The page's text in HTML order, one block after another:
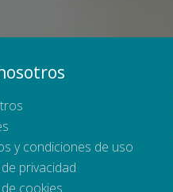
y condiciones de uso
privacidad
cookies